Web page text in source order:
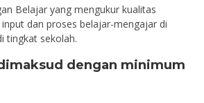
Belajar yang mengukur kualitas
dan proses belajar-mengajar di
tingkat sekolah.
dengan minimum